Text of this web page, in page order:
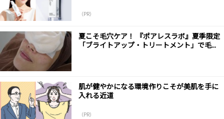
（PR）
夏こそ毛穴ケア！ 『ポアレスラボ』夏季限定
「ブライトアップ・トリートメント」で毛...
肌が健やかになる環境作りこそが美肌を手に
入れる近道
（PR）